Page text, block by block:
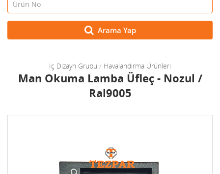
Arama Yap
İç Dizayn Grubu / Havalandırma Ürünleri
Man Okuma Lamba Üfleç - Nozul /
Ral9005